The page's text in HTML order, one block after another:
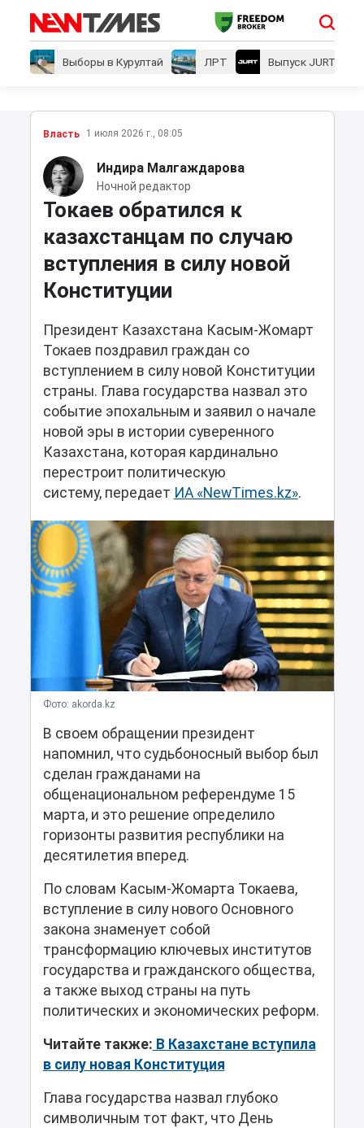
Выборы в Курултай ЛРТ Выпуск JURT
Власть 1 июля 2026 г., 08:05
Индира Малгаждарова
Ночной редактор
Токаев обратился к
казахстанцам по случаю
вступления в силу новой
Конституции
Президент Казахстана Касым-Жомарт
Токаев поздравил граждан со
вступлением в силу новой Конституции
страны. Глава государства назвал это
событие эпохальным и заявил о начале
новой эры в истории суверенного
Казахстана, которая кардинально
перестроит политическую
систему, передает ИА «NewTimes.kz».
Фото: akorda.kz
В своем обращении президент
напомнил, что судьбоносный выбор был
сделан гражданами на
общенациональном референдуме 15
марта, и это решение определило
горизонты развития республики на
десятилетия вперед.
По словам Касым-Жомарта Токаева,
вступление в силу нового Основного
закона знаменует собой
трансформацию ключевых институтов
государства и гражданского общества,
а также выход страны на путь
политических и экономических реформ.
Читайте также: В Казахстане вступила
в силу новая Конституция
Глава государства назвал глубоко
символичным тот факт, что День